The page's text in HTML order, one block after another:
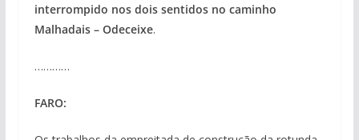
interrompido nos dois sentidos no caminho
Malhadais – Odeceixe.
…………
FARO: